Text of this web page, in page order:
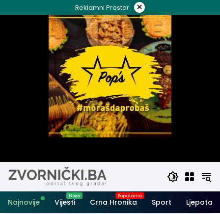
to
Reklamni Prostor ×
Najnovije Vijesti Crna Hronika Sport Ljepota i